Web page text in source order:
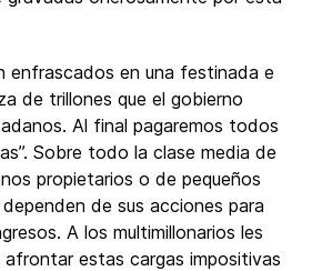
enfrascados en una festinada e
de trillones que el gobierno
Al final pagaremos todos
Sobre todo la clase media de
propietarios o de pequeños
de sus acciones para
A los multimillonarios les
estas cargas impositivas